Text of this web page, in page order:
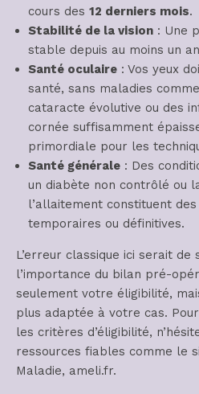
cours des 12 derniers mois.
Stabilité de la vision : Une
stable depuis au moins un
Santé oculaire : Vos yeux
santé, sans maladies
cataracte évolutive ou des
cornée suffisamment
primordiale pour les
Santé générale : Des
un diabète non contrôlé ou
l’allaitement constituent
temporaires ou définitives.
L’erreur classique ici serait de
l’importance du bilan pré-
seulement votre éligibilité,
plus adaptée à votre cas.
les critères d’éligibilité,
ressources fiables comme le
Maladie, ameli.fr.